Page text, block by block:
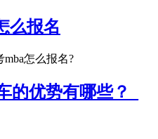
么报名
怎么报名?
的优势有哪些？_